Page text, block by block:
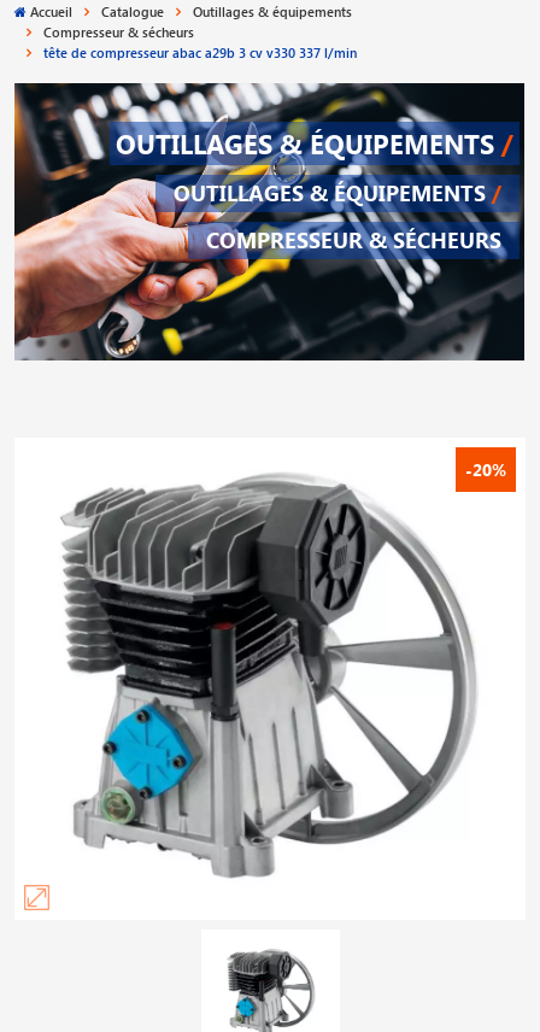
Accueil Catalogue
Outillages & équipements
Compresseur & sécheurs
tête de compresseur abac a29b 3 cv v330 337 l/min
OUTILLAGES & ÉQUIPEMENTS /
OUTILLAGES & ÉQUIPEMENTS /
COMPRESSEUR & SÉCHEURS
-20%